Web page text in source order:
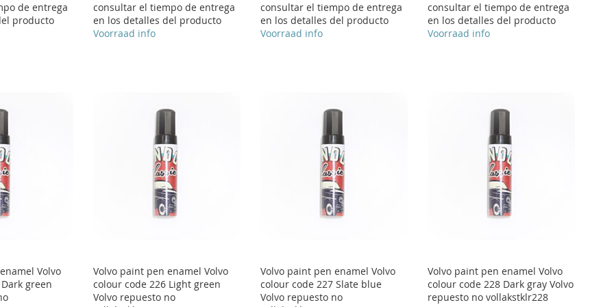
de entrega
producto
consultar el tiempo de entrega
en los detalles del producto
Voorraad info
consultar el tiempo de entrega
en los detalles del producto
Voorraad info
consultar el tiempo de entrega
en los detalles del producto
Voorraad info
Volvo
green
Volvo paint pen enamel Volvo
colour code 226 Light green
Volvo repuesto no
Volvo paint pen enamel Volvo
colour code 227 Slate blue
Volvo repuesto no
Volvo paint pen enamel Volvo
colour code 228 Dark gray Volvo
repuesto no vollakstklr228